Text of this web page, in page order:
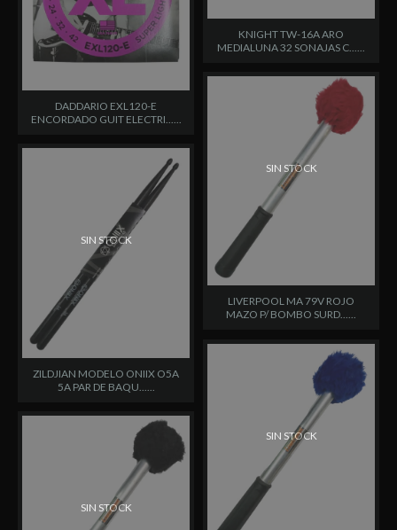
DADDARIO EXL120-E
ENCORDADO GUIT ELECTRI......
KNIGHT TW-16A ARO
MEDIALUNA 32 SONAJAS C......
SIN STOCK
ZILDJIAN MODELO ONIIX O5A
5A PAR DE BAQU......
SIN STOCK
LIVERPOOL MA 79V ROJO
MAZO P/ BOMBO SURD......
SIN STOCK
SIN STOCK